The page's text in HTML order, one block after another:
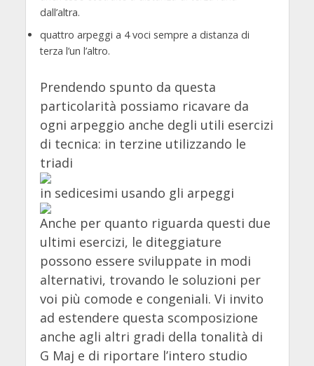
dall’altra.
quattro arpeggi a 4 voci sempre a distanza di
terza l’un l’altro.
Prendendo spunto da questa
particolarità possiamo ricavare da
ogni arpeggio anche degli utili esercizi
di tecnica: in terzine utilizzando le
triadi
in sedicesimi usando gli arpeggi
Anche per quanto riguarda questi due
ultimi esercizi, le diteggiature
possono essere sviluppate in modi
alternativi, trovando le soluzioni per
voi più comode e congeniali. Vi invito
ad estendere questa scomposizione
anche agli altri gradi della tonalità di
G Maj e di riportare l’intero studio